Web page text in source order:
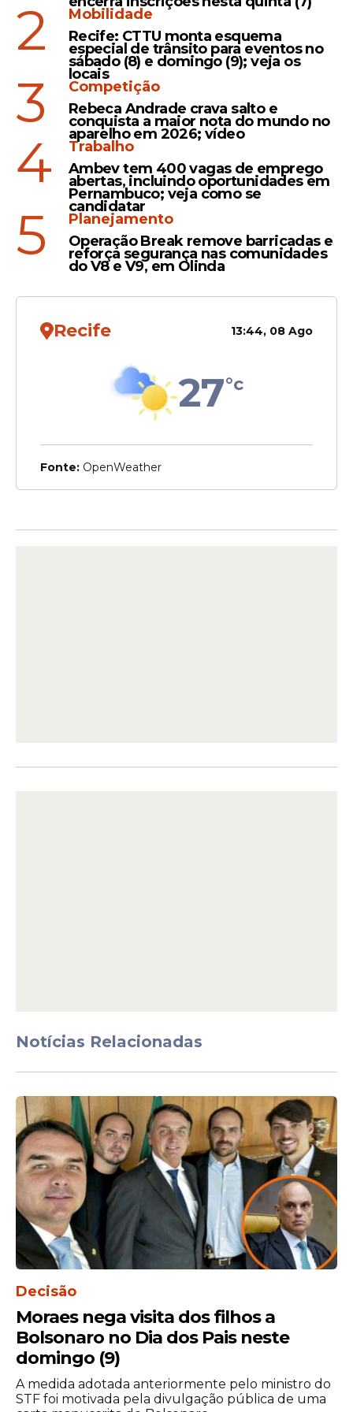
Leia Também
Compromisso
Prefeitura de Olinda lança
edital de R$ 353 mil para
restauração do Mercado da
Ribeira
Conscientização
Olinda realiza ações do
Maio Amarelo com foco em
educação e segurança no
Veja Também
Operação inverno em
Olinda
drenagem e contenção.
da Rua Canela, nº 31, no bairro de Ouro
Preto. Já na Estrada de Águas Compridas
(região de Bia), as equipes realizam limpeza
de canaletas, retirada de placas e serviços
na Rua do Vaqueiro.
2
Mobilidade
Recife: CTTU monta esquema
especial de trânsito para eventos no
sábado (8) e domingo (9); veja os
locais
3
Competição
Rebeca Andrade crava salto e
conquista a maior nota do mundo no
aparelho em 2026; vídeo
4
Trabalho
Ambev tem 400 vagas de emprego
abertas, incluindo oportunidades em
Pernambuco; veja como se
candidatar
5
Planejamento
Operação Break remove barricadas e
reforça segurança nas comunidades
do V8 e V9, em Olinda
Recife 13:44, 08 Ago
27°c
Fonte: OpenWeather
Notícias Relacionadas
Decisão
Moraes nega visita dos filhos a
Bolsonaro no Dia dos Pais neste
domingo (9)
A medida adotada anteriormente pelo ministro do
STF foi motivada pela divulgação pública de uma